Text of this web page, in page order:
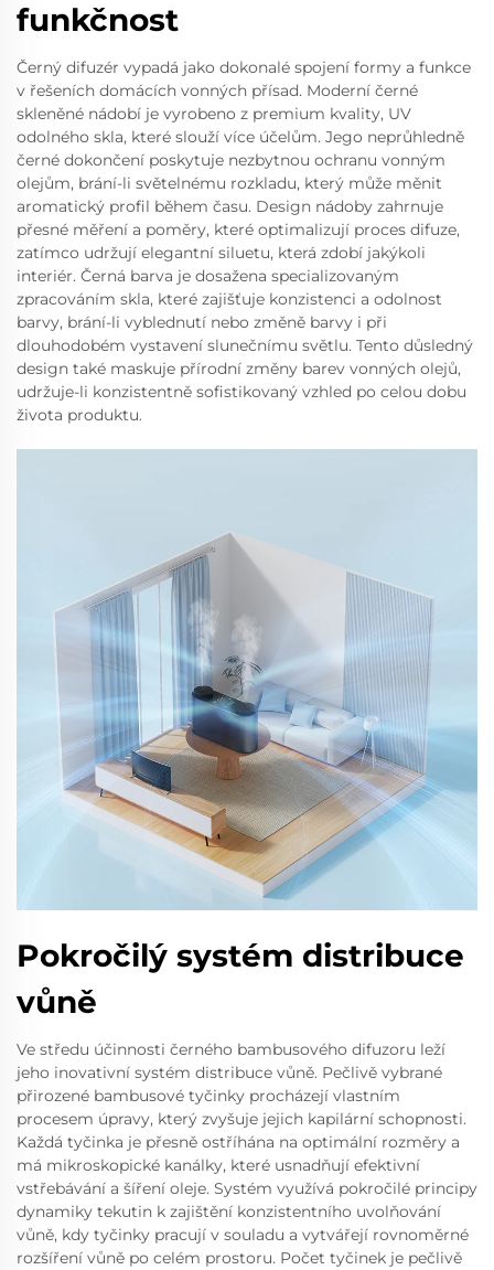
funkčnost
Černý difuzér vypadá jako dokonalé spojení formy a funkce
v řešeních domácích vonných přísad. Moderní černé
skleněné nádobí je vyrobeno z premium kvality, UV
odolného skla, které slouží více účelům. Jego neprůhledně
černé dokončení poskytuje nezbytnou ochranu vonným
olejům, brání-li světelnému rozkladu, který může měnit
aromatický profil během času. Design nádoby zahrnuje
přesné měření a poměry, které optimalizují proces difuze,
zatímco udržují elegantní siluetu, která zdobí jakýkoli
interiér. Černá barva je dosažena specializovaným
zpracováním skla, které zajišťuje konzistenci a odolnost
barvy, brání-li vyblednutí nebo změně barvy i při
dlouhodobém vystavení slunečnímu světlu. Tento důsledný
design také maskuje přírodní změny barev vonných olejů,
udržuje-li konzistentně sofistikovaný vzhled po celou dobu
života produktu.
Pokročilý systém distribuce
vůně
Ve středu účinnosti černého bambusového difuzoru leží
jeho inovativní systém distribuce vůně. Pečlivě vybrané
přirozené bambusové tyčinky procházejí vlastním
procesem úpravy, který zvyšuje jejich kapilární schopnosti.
Každá tyčinka je přesně ostříhána na optimální rozměry a
má mikroskopické kanálky, které usnadňují efektivní
vstřebávání a šíření oleje. Systém využívá pokročilé principy
dynamiky tekutin k zajištění konzistentního uvolňování
vůně, kdy tyčinky pracují v souladu a vytvářejí rovnoměrné
rozšíření vůně po celém prostoru. Počet tyčinek je pečlivě